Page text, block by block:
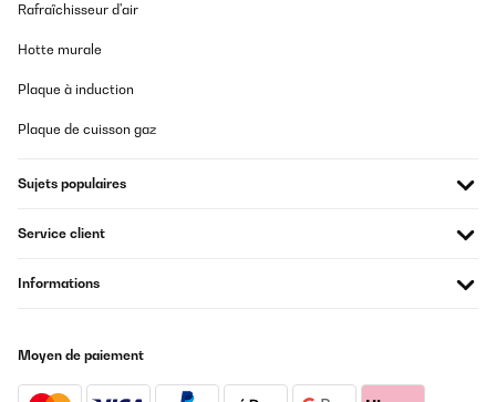
Rafraîchisseur d'air
Hotte murale
Plaque à induction
Plaque de cuisson gaz
Sujets populaires
Service client
Informations
Moyen de paiement